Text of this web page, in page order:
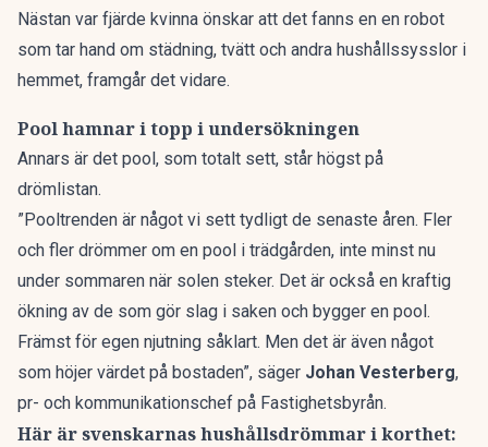
Nästan var fjärde kvinna önskar att det fanns en en robot
som tar hand om städning, tvätt och andra hushållssysslor i
hemmet, framgår det vidare.
Pool hamnar i topp i undersökningen
Annars är det pool, som totalt sett, står högst på
drömlistan.
”Pooltrenden är något vi sett tydligt de senaste åren. Fler
och fler drömmer om en pool i trädgården, inte minst nu
under sommaren när solen steker. Det är också en kraftig
ökning av de som gör slag i saken och bygger en pool.
Främst för egen njutning såklart. Men det är även något
som höjer värdet på bostaden”, säger Johan Vesterberg,
pr- och kommunikationschef på Fastighetsbyrån.
Här är svenskarnas hushållsdrömmar i korthet: